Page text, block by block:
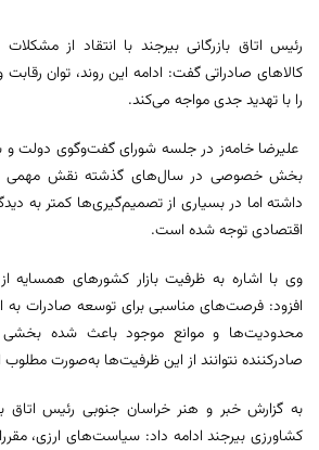
رئیس اتاق بازرگانی بیرجند با انتقاد از
کالاهای صادراتی گفت: ادامه این روند، توان
را با تهدید جدی مواجه می‌کند.
علیرضا خامه‌ز در جلسه شورای گفت‌وگوی دولت
بخش خصوصی در سال‌های گذشته نقش مهمی
داشته اما در بسیاری از تصمیم‌گیری‌ها کمتر به
اقتصادی توجه شده است.
وی با اشاره به ظرفیت بازار کشورهای همسایه
افزود: فرصت‌های مناسبی برای توسعه صادرات به
محدودیت‌ها و موانع موجود باعث شده
صادرکننده نتوانند از این ظرفیت‌ها به‌صورت مطلوب
به گزارش خبر و هنر خراسان جنوبی رئیس اتاق
کشاورزی بیرجند ادامه داد: سیاست‌های ارزی،